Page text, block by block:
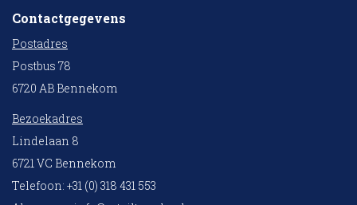
Contactgegevens
Postadres
Postbus 78
6720 AB Bennekom
Bezoekadres
Lindelaan 8
6721 VC Bennekom
Telefoon: +31 (0) 318 431 553